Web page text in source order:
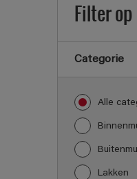
Filter op
Categorie
Alle
Lakken